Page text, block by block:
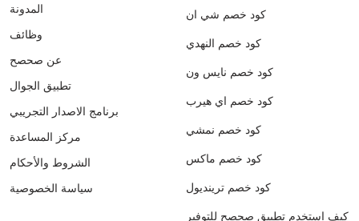
المدونة
وظائف
عن صحصح
تطبيق الجوال
برنامج الاصدار التجريبي
مركز المساعدة
الشروط والأحكام
سياسة الخصوصية
كود خصم شي ان
كود خصم النهدي
كود خصم نايس ون
كود خصم اي هيرب
كود خصم نمشي
كود خصم ماكس
كود خصم ترينديول
كيف استخدم تطبيق صحصح للتوفير